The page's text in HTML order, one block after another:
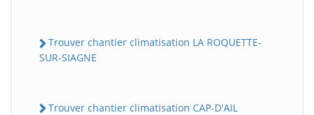
Trouver chantier climatisation LA ROQUETTE-
SUR-SIAGNE
Trouver chantier climatisation CAP-D'AIL